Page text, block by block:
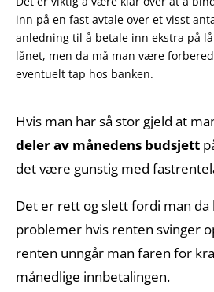
inn på en fast avtale over et visst
anledning til å betale inn ekstra på
lånet, men da må man være
eventuelt tap hos banken.
Hvis man har så stor gjeld at
deler av månedens budsjett
det være gunstig med
Det er rett og slett fordi man da
problemer hvis renten svinger
renten unngår man faren for
månedlige innbetalingen.